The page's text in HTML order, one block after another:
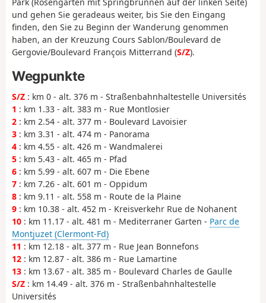
und gehen Sie geradeaus weiter, bis Sie den Eingang
finden, den Sie zu Beginn der Wanderung genommen
haben, an der Kreuzung Cours Sablon/Boulevard de
Gergovie/Boulevard François Mitterrand (S/Z).
Wegpunkte
S/Z : km 0 - alt. 376 m - Straßenbahnhaltestelle Universités
1 : km 1.33 - alt. 383 m - Rue Montlosier
2 : km 2.54 - alt. 377 m - Boulevard Lavoisier
3 : km 3.31 - alt. 474 m - Panorama
4 : km 4.55 - alt. 426 m - Wandmalerei
5 : km 5.43 - alt. 465 m - Pfad
6 : km 5.99 - alt. 607 m - Die Ebene
7 : km 7.26 - alt. 601 m - Oppidum
8 : km 9.11 - alt. 558 m - Route de la Plaine
9 : km 10.38 - alt. 452 m - Kreisverkehr Rue de Nohanent
10 : km 11.17 - alt. 481 m - Mediterraner Garten - Parc de
Montjuzet (Clermont-Fd)
11 : km 12.18 - alt. 377 m - Rue Jean Bonnefons
12 : km 12.87 - alt. 386 m - Rue Lamartine
13 : km 13.67 - alt. 385 m - Boulevard Charles de Gaulle
S/Z : km 14.49 - alt. 376 m - Straßenbahnhaltestelle
Universités